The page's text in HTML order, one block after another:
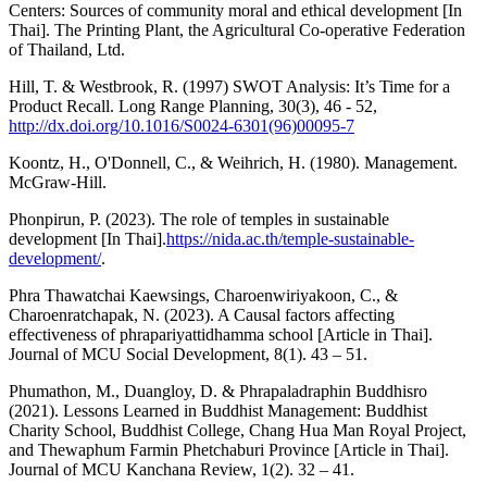
Centers: Sources of community moral and ethical development [In
Thai]. The Printing Plant, the Agricultural Co-operative Federation
of Thailand, Ltd.
Hill, T. & Westbrook, R. (1997) SWOT Analysis: It’s Time for a
Product Recall. Long Range Planning, 30(3), 46 - 52,
http://dx.doi.org/10.1016/S0024-6301(96)00095-7
Koontz, H., O'Donnell, C., & Weihrich, H. (1980). Management.
McGraw-Hill.
Phonpirun, P. (2023). The role of temples in sustainable
development [In Thai].https://nida.ac.th/temple-sustainable-
development/.
Phra Thawatchai Kaewsings, Charoenwiriyakoon, C., &
Charoenratchapak, N. (2023). A Causal factors affecting
effectiveness of phrapariyattidhamma school [Article in Thai].
Journal of MCU Social Development, 8(1). 43 – 51.
Phumathon, M., Duangloy, D. & Phrapaladraphin Buddhisro
(2021). Lessons Learned in Buddhist Management: Buddhist
Charity School, Buddhist College, Chang Hua Man Royal Project,
and Thewaphum Farmin Phetchaburi Province [Article in Thai].
Journal of MCU Kanchana Review, 1(2). 32 – 41.